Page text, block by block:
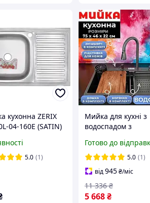
кухонна ZERIX
04-160E (SATIN)
5.0 (1)
Мийка для кухні з
водоспадом з
чорна із
краном для питної
Кухонна мийка
Готово до
5.0 (1)
від945 ₴/міс
5 668 ₴
11 336 ₴